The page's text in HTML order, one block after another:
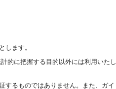
します。
的に把握する目的以外には利用いたし
するものではありません。また、ガ